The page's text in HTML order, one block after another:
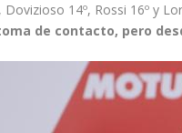
14º, Rossi 16º y
de contacto, pero